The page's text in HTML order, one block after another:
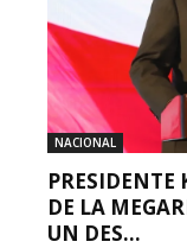
NACIONAL
PRESIDENTE
DE LA
UN DES...